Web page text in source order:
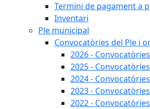
Termini de pagament a
Inventari
Ple municipal
Convocatòries del Ple i
2026 - Convocatòries
2025 - Convocatòries
2024 - Convocatòries
2023 - Convocatòries
2022 - Convocatòries